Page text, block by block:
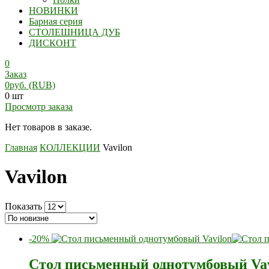
НОВИНКИ
Барная серия
СТОЛЕШНИЦА ДУБ
ДИСКОНТ
0
Заказ
0руб. (RUB)
0 шт
Просмотр заказа
Нет товаров в заказе.
Главная КОЛЛЕКЦИИ Vavilon
Vavilon
Показать
-20%
Стол письменный однотумбовый